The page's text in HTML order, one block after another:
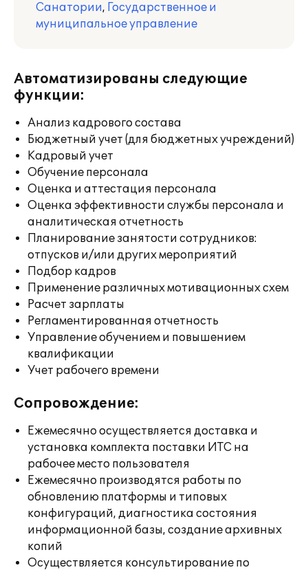
Санатории, Государственное и
муниципальное управление
Автоматизированы следующие
функции:
Анализ кадрового состава
Бюджетный учет (для бюджетных учреждений)
Кадровый учет
Обучение персонала
Оценка и аттестация персонала
Оценка эффективности службы персонала и
аналитическая отчетность
Планирование занятости сотрудников:
отпусков и/или других мероприятий
Подбор кадров
Применение различных мотивационных схем
Расчет зарплаты
Регламентированная отчетность
Управление обучением и повышением
квалификации
Учет рабочего времени
Сопровождение:
Ежемесячно осуществляется доставка и
установка комплекта поставки ИТС на
рабочее место пользователя
Ежемесячно производятся работы по
обновлению платформы и типовых
конфигураций, диагностика состояния
информационной базы, создание архивных
копий
Осуществляется консультирование по